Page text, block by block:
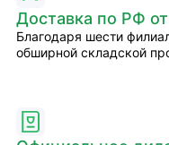
Доставка по РФ
Благодаря шести
обширной складской